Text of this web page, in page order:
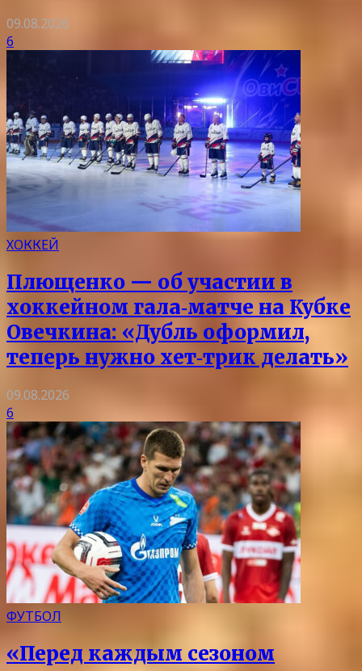
09.08.2026
6
ХОККЕЙ
Плющенко — об участии в
хоккейном гала‑матче на Кубке
Овечкина: «Дубль оформил,
теперь нужно хет‑трик делать»
09.08.2026
6
ФУТБОЛ
«Перед каждым сезоном